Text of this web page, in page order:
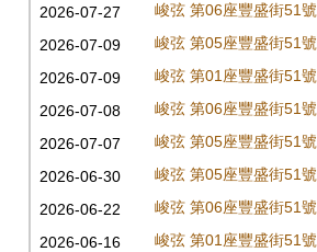
2026-07-27 峻弦 第06座豐盛街51號
2026-07-09
峻弦 第05座豐盛街51號
2026-07-09
峻弦 第01座豐盛街51號
2026-07-08
峻弦 第06座豐盛街51號
2026-07-07
峻弦 第05座豐盛街51號
2026-06-30
峻弦 第05座豐盛街51號
2026-06-22
峻弦 第06座豐盛街51號
2026-06-16
峻弦 第01座豐盛街51號